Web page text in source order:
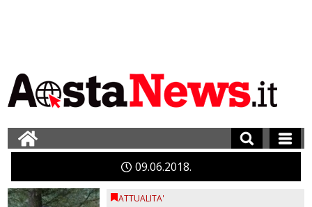
0906 2018
ATTUALITA'